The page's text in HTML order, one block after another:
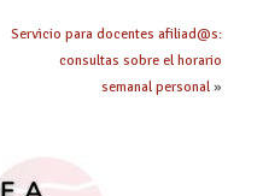
Servicio para docentes afiliad@s:
consultas sobre el horario
semanal personal»